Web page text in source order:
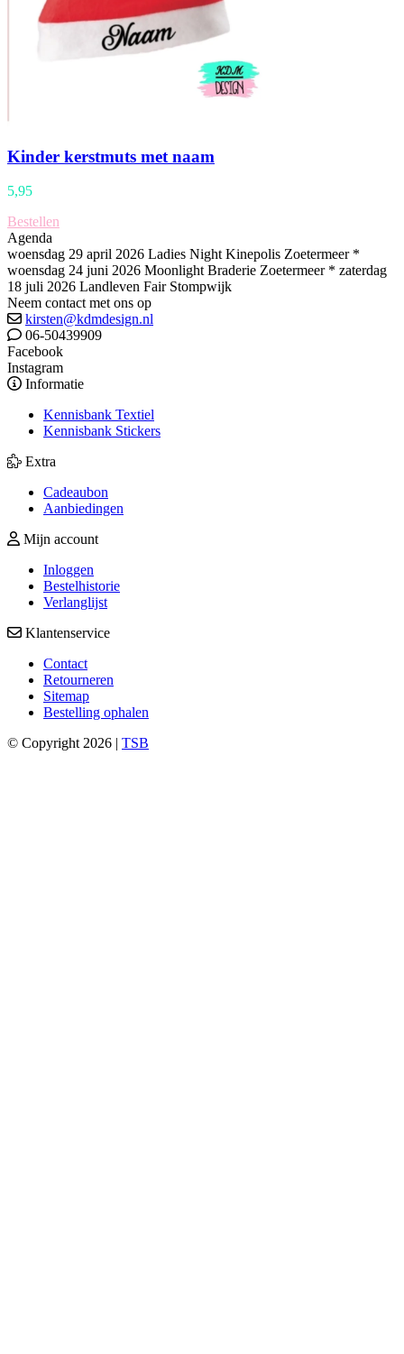
Kinder kerstmuts met naam
5,95
Bestellen
Agenda
woensdag 29 april 2026 Ladies Night Kinepolis Zoetermeer *
woensdag 24 juni 2026 Moonlight Braderie Zoetermeer * zaterdag
18 juli 2026 Landleven Fair Stompwijk
Neem contact met ons op
kirsten@kdmdesign.nl
06-50439909
Facebook
Instagram
Informatie
Kennisbank Textiel
Kennisbank Stickers
Extra
Cadeaubon
Aanbiedingen
Mijn account
Inloggen
Bestelhistorie
Verlanglijst
Klantenservice
Contact
Retourneren
Sitemap
Bestelling ophalen
© Copyright 2026 | TSB